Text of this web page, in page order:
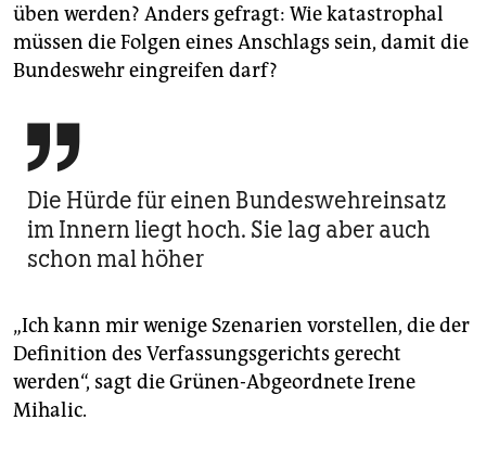
üben werden? Anders gefragt: Wie katastrophal
müssen die Folgen eines Anschlags sein, damit die
Bundeswehr eingreifen darf?

Die Hürde für einen Bundeswehreinsatz
im Innern liegt hoch. Sie lag aber auch
schon mal höher
„Ich kann mir wenige Szenarien vorstellen, die der
Definition des Verfassungsgerichts gerecht
werden“, sagt die Grünen-Abgeordnete Irene
Mihalic.